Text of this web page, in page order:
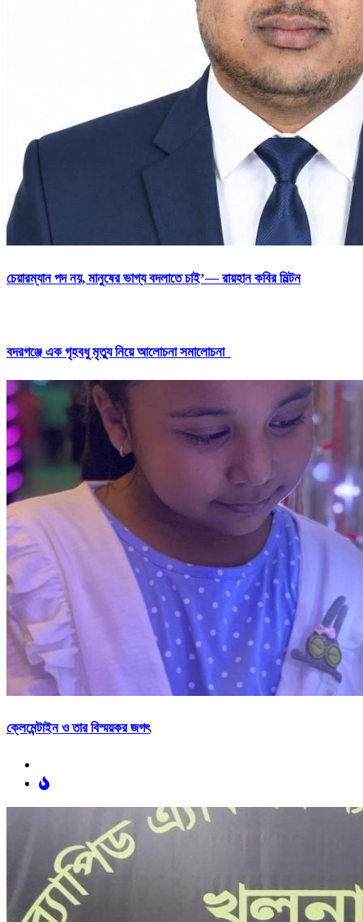
চেয়ারম্যান পদ নয়, মানুষের ভাগ্য বদলাতে চাই’— রায়হান কবির মিল্টন
বদরগঞ্জে এক গৃহবধু মৃত্যু নিয়ে আলোচনা সমালোচনা
ক্লেমেন্টাইন ও তার বিস্ময়কর জগৎ